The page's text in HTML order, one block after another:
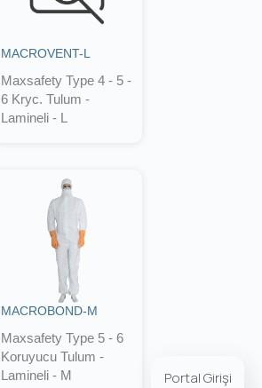
MACROVENT-L
Maxsafety Type 4 - 5 -
6 Kryc. Tulum -
Lamineli - L
MACROBOND-M
Maxsafety Type 5 - 6
Koruyucu Tulum -
Lamineli - M
Portal Girişi